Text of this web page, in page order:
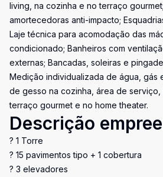
living, na cozinha e no terraço
amortecedoras anti-impacto;
Laje técnica para acomodação das
condicionado; Banheiros com
externas; Bancadas, soleiras e
Medição individualizada de água, gás
de gesso na cozinha, área de serviço,
terraço gourmet e no home theater.
Descrição
? 1 Torre
? 15 pavimentos tipo + 1 cobertura
? 3 elevadores